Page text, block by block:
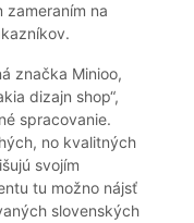
zameraním na
značka Minioo,
dizajn shop“,
spracovanie.
no kvalitných
svojím
tu možno nájsť
slovenských